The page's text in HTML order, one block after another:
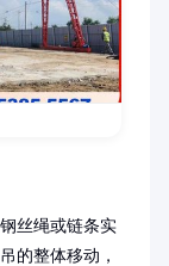
丝绳或链条实
的整体移动，